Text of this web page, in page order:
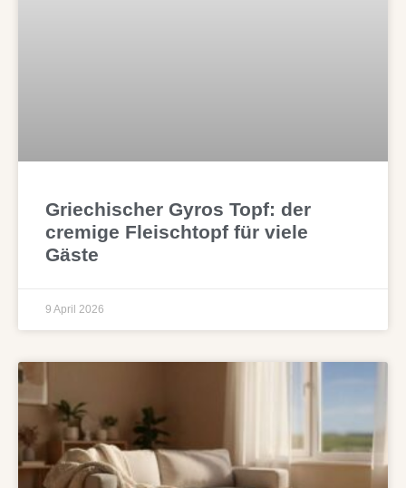
Griechischer Gyros Topf: der
cremige Fleischtopf für viele
Gäste
9 April 2026